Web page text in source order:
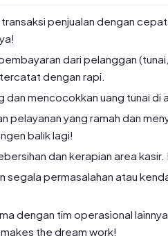
penjualan dengan
dari pelanggan
dengan rapi.
dan mencocokkan uang tunai di
pelayanan yang ramah dan
balik lagi!
dan kerapian area kasir.
segala permasalahan atau
dengan tim operasional
the dream work!